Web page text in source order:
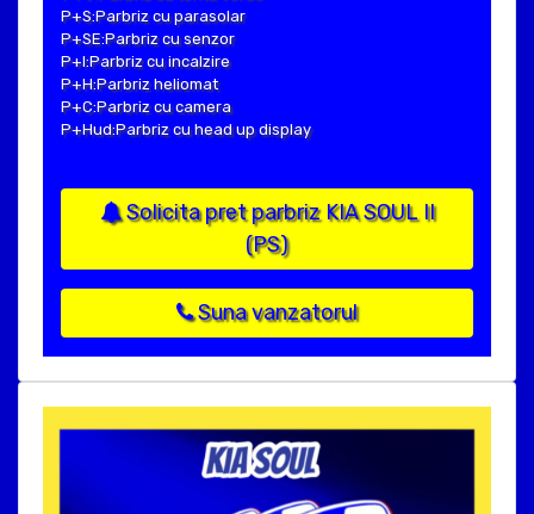
P+S:Parbriz cu parasolar
P+SE:Parbriz cu senzor
P+I:Parbriz cu incalzire
P+H:Parbriz heliomat
P+C:Parbriz cu camera
P+Hud:Parbriz cu head up display
Solicita pret parbriz KIA SOUL II
(PS)
Suna vanzatorul